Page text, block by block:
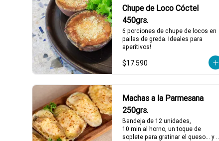
Chupe de Loco Cóctel
450grs.
6 porciones de chupe de locos en
pailas de greda. Ideales para
aperitivos!
$17.590
Machas a la Parmesana
250grs.
Bandeja de 12 unidades,
10 min al horno, un toque de
soplete para gratinar el queso… y a